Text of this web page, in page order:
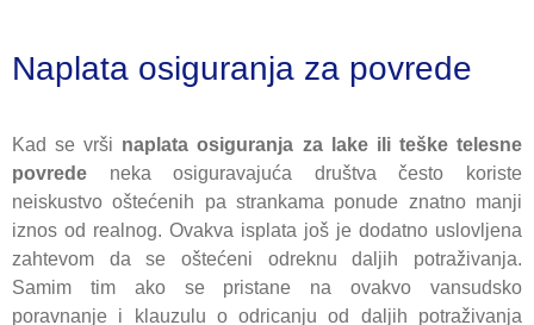
Naplata osiguranja za povrede
Kad se vrši naplata osiguranja za lake ili teške telesne
povrede neka osiguravajuća društva često koriste
neiskustvo oštećenih pa strankama ponude znatno manji
iznos od realnog. Ovakva isplata još je dodatno uslovljena
zahtevom da se oštećeni odreknu daljih potraživanja.
Samim tim ako se pristane na ovakvo vansudsko
poravnanje i klauzulu o odricanju od daljih potraživanja